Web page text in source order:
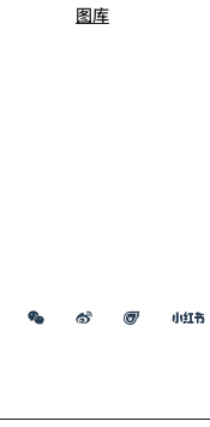
图库
微信 微博 飞猪